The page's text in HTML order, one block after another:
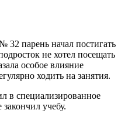
парень начал постигать
не хотел посещать
особое влияние
ходить на занятия.
в специализированное
учебу.